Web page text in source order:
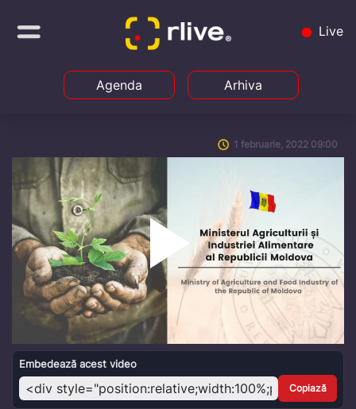
Live
Agenda Arhiva
1 februarie, 2022 09:00
Play
Video
Embedează acest video
Copiază